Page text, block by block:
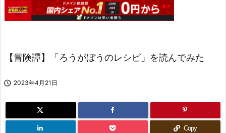
【冒険譚】「ろうがぼうのレシピ」を読んでみた
 2023年4月21日
Copy